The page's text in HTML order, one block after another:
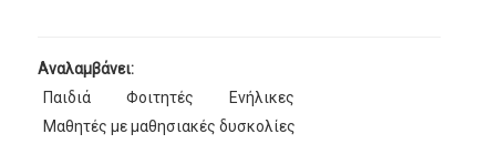
Αναλαμβάνει:
Παιδιά
Φοιτητές
Ενήλικες
Μαθητές με μαθησιακές δυσκολίες